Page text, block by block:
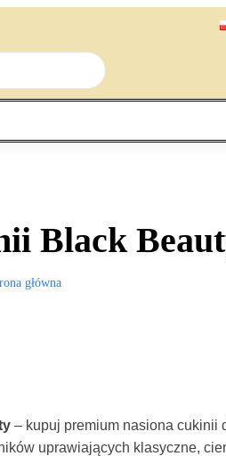
Black
główna
– kupuj premium nasiona cukinii
uprawiających klasyczne,